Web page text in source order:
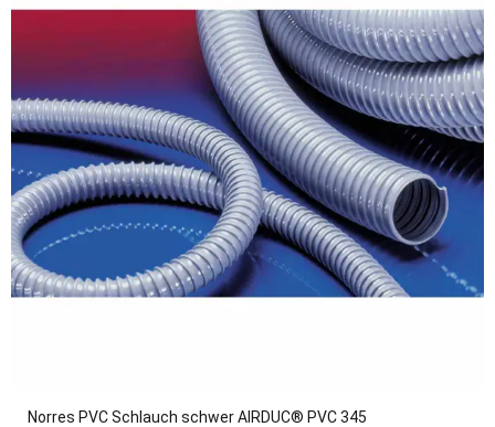
Norres PVC Schlauch schwer AIRDUC® PVC 345